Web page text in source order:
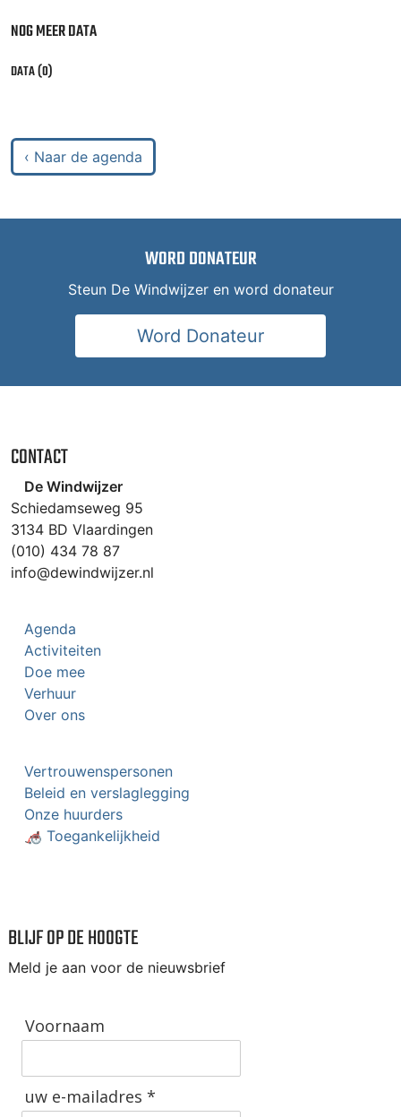
NOG MEER DATA
DATA (0)
‹ Naar de agenda
WORD DONATEUR
Steun De Windwijzer en word donateur
Word Donateur
CONTACT
De Windwijzer
Schiedamseweg 95
3134 BD Vlaardingen
(010) 434 78 87
info@dewindwijzer.nl
Agenda
Activiteiten
Doe mee
Verhuur
Over ons
Vertrouwenspersonen
Beleid en verslaglegging
Onze huurders
🦽 Toegankelijkheid
BLIJF OP DE HOOGTE
Meld je aan voor de nieuwsbrief
Voornaam
uw e-mailadres *